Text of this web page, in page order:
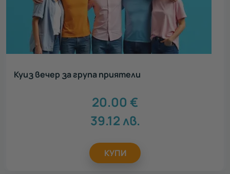
Куиз вечер за група приятели
20.00 €
39.12лв.
КУПИ